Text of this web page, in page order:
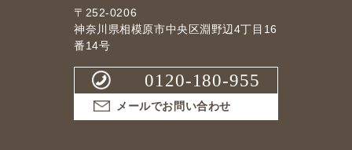
〒252-0206
神奈川県相模原市中央区淵野辺4丁目16
番14号
0120-180-955
メールでお問い合わせ